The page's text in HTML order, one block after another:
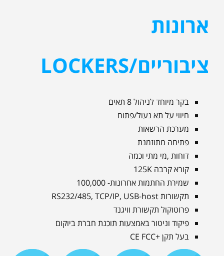
ארונות
ציבוריים/LOCKERS
בקר מיוחד לניהול 8 תאים
חיווי על תא נעול/פתוח
מערכת הרשאות
פתיחה מתוזמנת
דוחות ,מי מתי וכמה
קורא קרבה 125K
שמירת החתמות אחרונות- 100,000
תקשורות RS232/485, TCP/IP, USB-host
פרוטוקול תקשורת וויגנד
פיקוד וניטור באמצעות תוכנת חברת ביוקום
בעל תקן +CE FCC